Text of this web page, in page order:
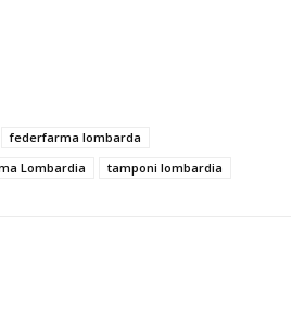
federfarma lombarda
Lombardia tamponi lombardia